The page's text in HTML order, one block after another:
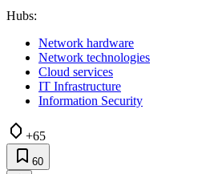
Hubs:
Network hardware
Network technologies
Cloud services
IT Infrastructure
Information Security
+65
60